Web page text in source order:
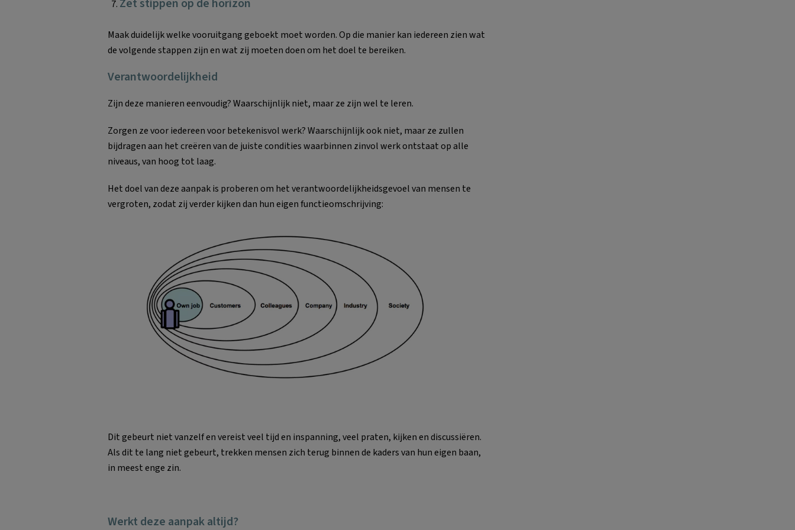
Maak duidelijk welke vooruitgang geboekt moet worden. Op die manier kan iedereen zien wat
de volgende stappen zijn en wat zij moeten doen om het doel te bereiken.
Verantwoordelijkheid
Zijn deze manieren eenvoudig? Waarschijnlijk niet, maar ze zijn wel te leren.
Zorgen ze voor iedereen voor betekenisvol werk? Waarschijnlijk ook niet, maar ze zullen
bijdragen aan het creëren van de juiste condities waarbinnen zinvol werk ontstaat op alle
niveaus, van hoog tot laag.
Het doel van deze aanpak is proberen om het verantwoordelijkheidsgevoel van mensen te
vergroten, zodat zij verder kijken dan hun eigen functieomschrijving:
Dit gebeurt niet vanzelf en vereist veel tijd en inspanning, veel praten, kijken en discussiëren.
Als dit te lang niet gebeurt, trekken mensen zich terug binnen de kaders van hun eigen baan,
in meest enge zin.
Werkt deze aanpak altijd?